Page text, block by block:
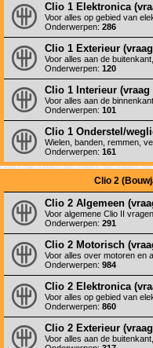
Clio 1 Elektronica
Voor alles op gebied van
Onderwerpen: 286
Clio 1 Exterieur
Voor alles aan de
Onderwerpen: 120
Clio 1 Interieur (vraag
Voor alles aan de
Onderwerpen: 101
Clio 1 Onderstel/
Wielen, banden, remmen,
Onderwerpen: 161
Clio 2
Clio 2 Algemeen
Voor algemene Clio II
Onderwerpen: 291
Clio 2 Motorisch
Voor alles over motoren en
Onderwerpen: 984
Clio 2 Elektronica
Voor alles op gebied van
Onderwerpen: 860
Clio 2 Exterieur
Voor alles aan de